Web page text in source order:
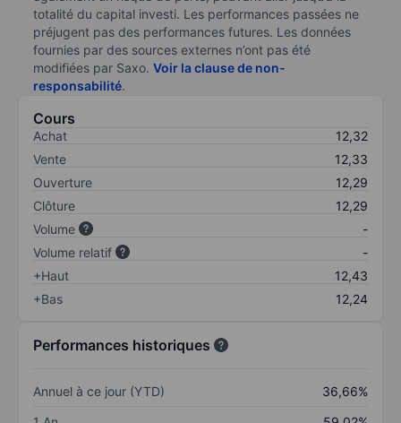
totalité du capital investi. Les performances passées ne
préjugent pas des performances futures. Les données
fournies par des sources externes n’ont pas été
modifiées par Saxo. Voir la clause de non-
responsabilité.
Cours
Achat
12,32
Vente
12,33
Ouverture
12,29
Clôture
12,29
Volume
-
Volume relatif
-
+Haut
12,43
+Bas
12,24
Performances historiques
Annuel à ce jour (YTD)
36,66%